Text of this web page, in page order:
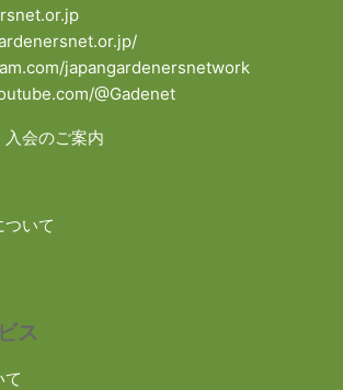
japangardenersnetwork
@Gadenet
会のご案内
いて
ス